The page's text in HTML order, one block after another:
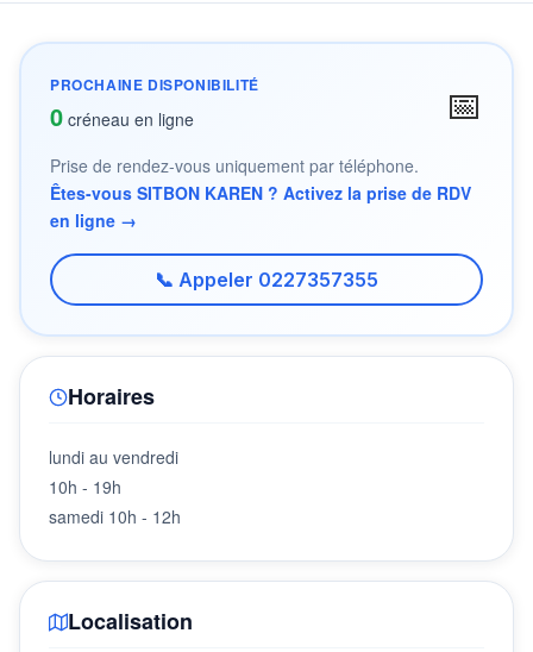
PROCHAINE DISPONIBILITÉ
0 créneau en ligne 📅
Prise de rendez-vous uniquement par téléphone.
Êtes-vous SITBON KAREN ? Activez la prise de RDV
en ligne →
📞 Appeler 0227357355
Horaires
lundi au vendredi
10h - 19h
samedi 10h - 12h
Localisation